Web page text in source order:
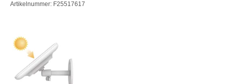
Artikelnummer: F25517617